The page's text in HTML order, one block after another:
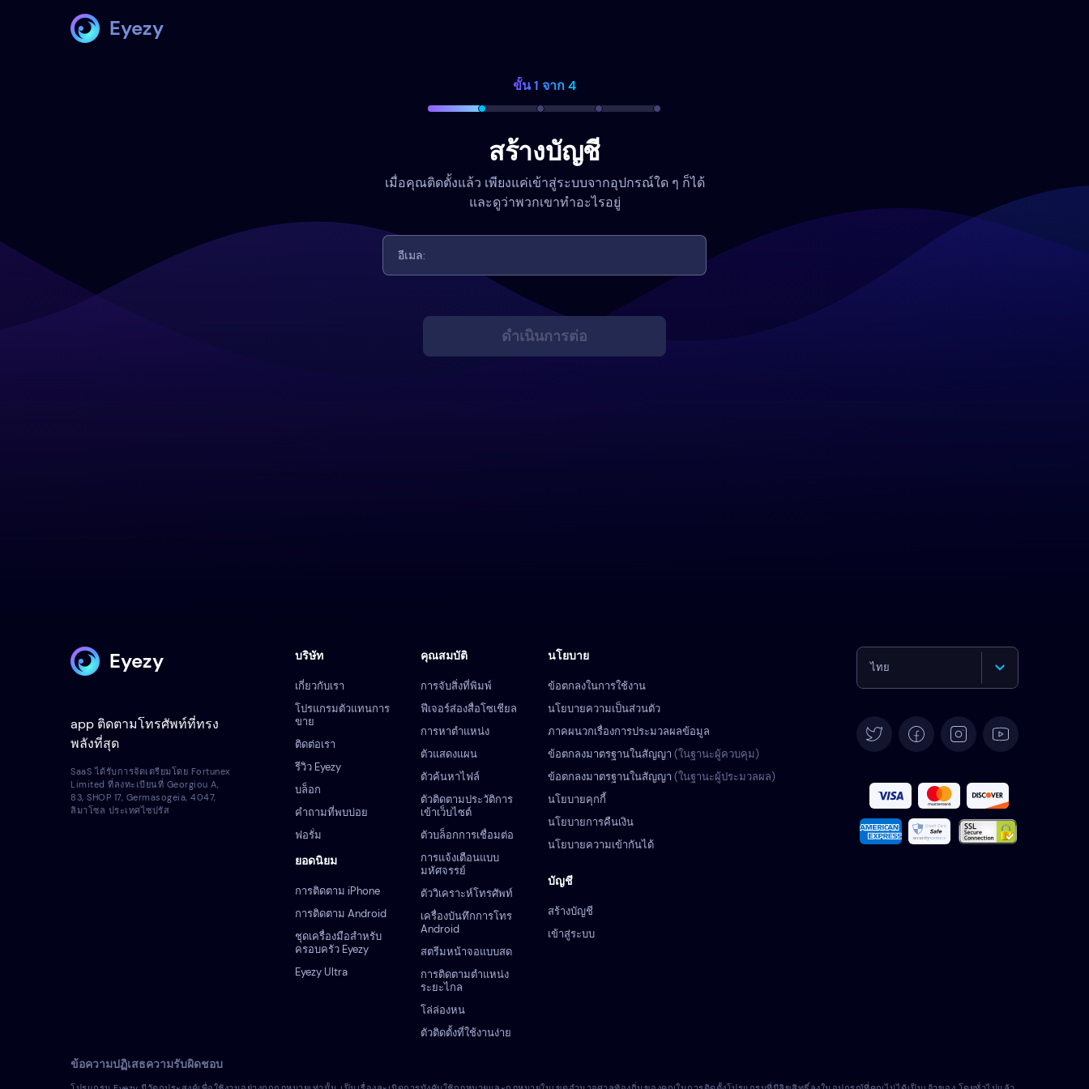
Eyezy
ขั้น 1 จาก 4
สร้างบัญชี
เมื่อคุณติดตั้งแล้ว เพียงแค่เข้าสู่ระบบจากอุปกรณ์ใด ๆ ก็ได้
และดูว่าพวกเขาทำอะไรอยู่
ดำเนินการต่อ
Eyezy
app ติดตามโทรศัพท์ที่ทรง
พลังที่สุด
บริษัท
เกี่ยวกับเรา
โปรแกรมตัวแทนการ
ขาย
ติดต่อเรา
รีวิว Eyezy
บล็อก
คำถามที่พบบ่อย
ฟอรั่ม
ยอดนิยม
การติดตาม iPhone
การติดตาม Android
ชุดเครื่องมือสำหรับ
ครอบครัว Eyezy
Eyezy Ultra
บัญชี
สร้างบัญชี
เข้าสู่ระบบ
นโยบาย
ข้อตกลงในการใช้งาน
นโยบายความเป็นส่วนตัว
ภาคผนวกเรื่องการประมวลผลข้อมูล
ข้อตกลงมาตรฐานในสัญญา (ในฐานะผู้ควบคุม)
ข้อตกลงมาตรฐานในสัญญา (ในฐานะผู้ประมวลผล)
นโยบายคุกกี้
นโยบายการคืนเงิน
นโยบายความเข้ากันได้
คุณสมบัติ
การจับสิ่งที่พิมพ์
ฟีเจอร์ส่องสื่อโซเชียล
การหาตำแหน่ง
ตัวแสดงแผน
ตัวค้นหาไฟล์
ตัวติดตามประวัติการ
เข้าเว็บไซต์
ตัวบล็อกการเชื่อมต่อ
การแจ้งเตือนแบบ
มหัศจรรย์
ตัววิเคราะห์โทรศัพท์
เครื่องบันทึกการโทร
Android
สตรีมหน้าจอแบบสด
การติดตามตำแหน่ง
ระยะไกล
โล่ล่องหน
ตัวติดตั้งที่ใช้งานง่าย
ไทย
Español
Français
Nederlands
SaaS ได้รับการจัดเตรียมโดย Fortunex
Limited ที่ลงทะเบียนที่ Georgiou A,
83, SHOP 17, Germasogeia, 4047,
ลิมาโซล ประเทศไซปรัส
ข้อความปฏิเสธความรับผิดชอบ